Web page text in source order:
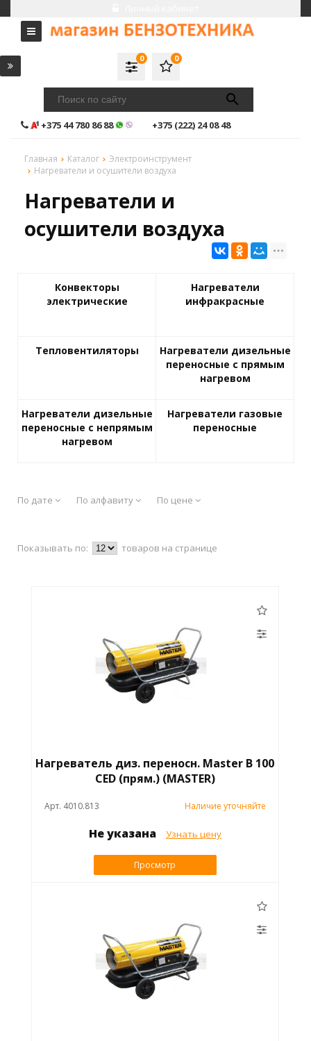
0
0
+375 44 780 86 88 +375 (222) 24 08 48
Главная Каталог
Электроинструмент
Нагреватели и осушители воздуха
Нагреватели и
осушители воздуха
Конвекторы
электрические
Нагреватели
инфракрасные
Тепловентиляторы
Нагреватели дизельные
переносные с прямым
нагревом
Нагреватели дизельные
переносные с непрямым
нагревом
Нагреватели газовые
переносные
По дате По алфавиту По цене
Показывать по: товаров на странице
Нагреватель диз. переносн. Master B 100
CED (прям.) (MASTER)
Арт. 4010.813 Наличие уточняйте
Не указана Узнать цену
Просмотр